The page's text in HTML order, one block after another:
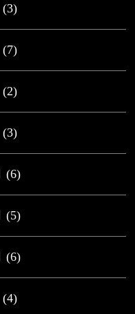
(3)
(7)
(2)
(3)
(6)
(5)
(6)
(4)